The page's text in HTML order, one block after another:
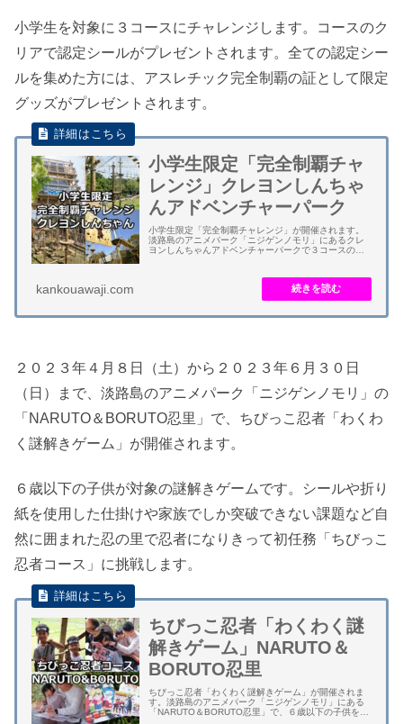
小学生を対象に３コースにチャレンジします。コースのク
リアで認定シールがプレゼントされます。全ての認定シー
ルを集めた方には、アスレチック完全制覇の証として限定
グッズがプレゼントされます。
小学生限定「完全制覇チャ
レンジ」クレヨンしんちゃ
んアドベンチャーパーク
小学生限定「完全制覇チャレンジ」が開催されます。
淡路島のアニメパーク「ニジゲンノモリ」にあるクレ
ヨンしんちゃんアドベンチャーパークで３コースのア
kankouawaji.com
２０２３年４月８日（土）から２０２３年６月３０日
（日）まで、淡路島のアニメパーク「ニジゲンノモリ」の
「NARUTO＆BORUTO忍里」で、ちびっこ忍者「わくわ
く謎解きゲーム」が開催されます。
６歳以下の子供が対象の謎解きゲームです。シールや折り
紙を使用した仕掛けや家族でしか突破できない課題など自
然に囲まれた忍の里で忍者になりきって初任務「ちびっこ
忍者コース」に挑戦します。
ちびっこ忍者「わくわく謎
解きゲーム」NARUTO＆
BORUTO忍里
ちびっこ忍者「わくわく謎解きゲーム」が開催されま
す。淡路島のアニメパーク「ニジゲンノモリ」にある
「NARUTO＆BORUTO忍里」で、６歳以下の子供を対